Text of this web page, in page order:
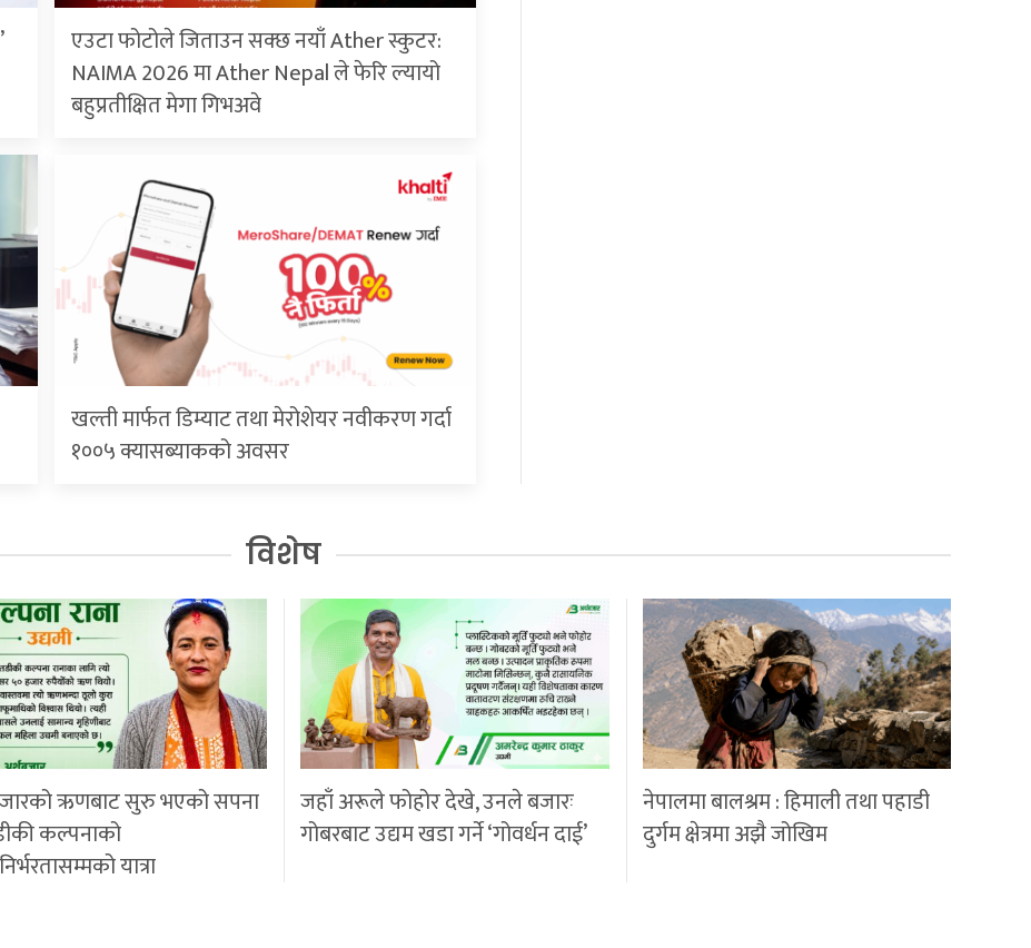
एउटा फोटोले जिताउन सक्छ नयाँ Ather स्कुटर:
NAIMA 2026 मा Ather Nepal ले फेरि ल्यायो
बहुप्रतीक्षित मेगा गिभअवे
खल्ती मार्फत डिम्याट तथा मेरोशेयर नवीकरण गर्दा
१००५ क्यासब्याकको अवसर
विशेष
ऋणबाट सुरु भएको सपना
कल्पनाको
यात्रा
जहाँ अरूले फोहोर देखे, उनले बजारः
गोबरबाट उद्यम खडा गर्ने ‘गोवर्धन दाई’
नेपालमा बालश्रम : हिमाली तथा पहाडी
दुर्गम क्षेत्रमा अझै जोखिम